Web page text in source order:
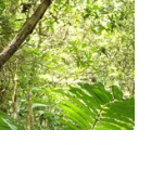
侵入性方式進
意識的提升，
（Photo